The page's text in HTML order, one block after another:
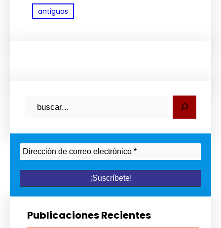
antiguos
s
c
a
Publicaciones Recientes